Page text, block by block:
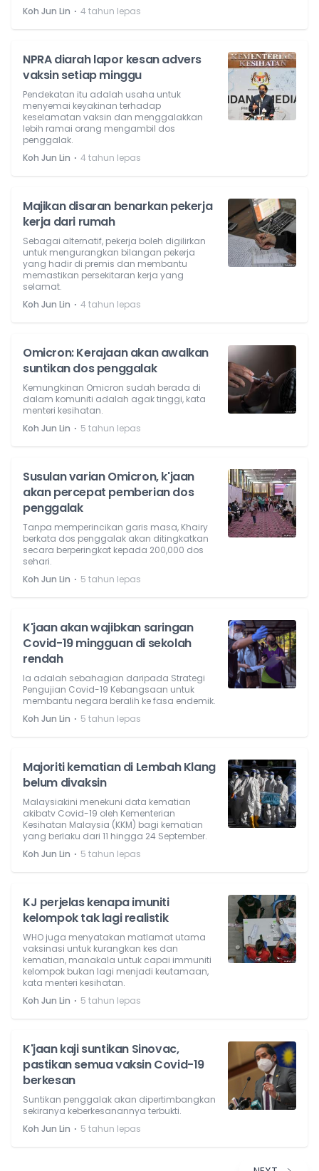
Koh Jun Lin ⋅ 4 tahun lepas
NPRA diarah lapor kesan advers
vaksin setiap minggu
Pendekatan itu adalah usaha untuk
menyemai keyakinan terhadap
keselamatan vaksin dan menggalakkan
lebih ramai orang mengambil dos
penggalak.
Koh Jun Lin ⋅ 4 tahun lepas
Majikan disaran benarkan pekerja
kerja dari rumah
Sebagai alternatif, pekerja boleh digilirkan
untuk mengurangkan bilangan pekerja
yang hadir di premis dan membantu
memastikan persekitaran kerja yang
selamat.
Koh Jun Lin ⋅ 4 tahun lepas
Omicron: Kerajaan akan awalkan
suntikan dos penggalak
Kemungkinan Omicron sudah berada di
dalam komuniti adalah agak tinggi, kata
menteri kesihatan.
Koh Jun Lin ⋅ 5 tahun lepas
Susulan varian Omicron, k'jaan
akan percepat pemberian dos
penggalak
Tanpa memperincikan garis masa, Khairy
berkata dos penggalak akan ditingkatkan
secara berperingkat kepada 200,000 dos
sehari.
Koh Jun Lin ⋅ 5 tahun lepas
K'jaan akan wajibkan saringan
Covid-19 mingguan di sekolah
rendah
Ia adalah sebahagian daripada Strategi
Pengujian Covid-19 Kebangsaan untuk
membantu negara beralih ke fasa endemik.
Koh Jun Lin ⋅ 5 tahun lepas
Majoriti kematian di Lembah Klang
belum divaksin
Malaysiakini menekuni data kematian
akibatv Covid-19 oleh Kementerian
Kesihatan Malaysia (KKM) bagi kematian
yang berlaku dari 11 hingga 24 September.
Koh Jun Lin ⋅ 5 tahun lepas
KJ perjelas kenapa imuniti
kelompok tak lagi realistik
WHO juga menyatakan matlamat utama
vaksinasi untuk kurangkan kes dan
kematian, manakala untuk capai immuniti
kelompok bukan lagi menjadi keutamaan,
kata menteri kesihatan.
Koh Jun Lin ⋅ 5 tahun lepas
K'jaan kaji suntikan Sinovac,
pastikan semua vaksin Covid-19
berkesan
Suntikan penggalak akan dipertimbangkan
sekiranya keberkesanannya terbukti.
Koh Jun Lin ⋅ 5 tahun lepas